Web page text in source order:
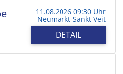
11.08.2026 09:30 Uhr
Neumarkt-Sankt Veit
DETAIL